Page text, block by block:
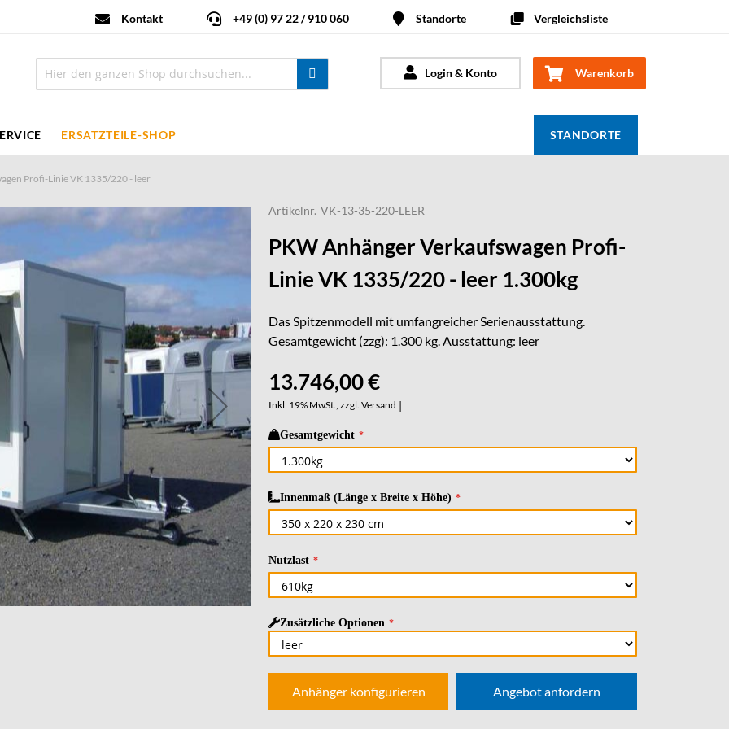
Kontakt +49 (0) 97 22 / 910 060 Standorte Vergleichsliste
Warenkorb
Login & Konto
ERSATZTEILE-SHOP STANDORTE
Profi-Linie VK 1335/220 - leer
Artikelnr. VK-13-35-220-LEER
PKW Anhänger Verkaufswagen Profi-
Linie VK 1335/220 - leer 1.300kg
Das Spitzenmodell mit umfangreicher Serienausstattung.
Gesamtgewicht (zzg): 1.300 kg. Ausstattung: leer
13.746,00 €
Inkl. 19% MwSt., zzgl.Versand |
Gesamtgewicht
Innenmaß (Länge x Breite x Höhe)
Nutzlast
Zusätzliche Optionen
Anhänger konfigurieren Angebot anfordern